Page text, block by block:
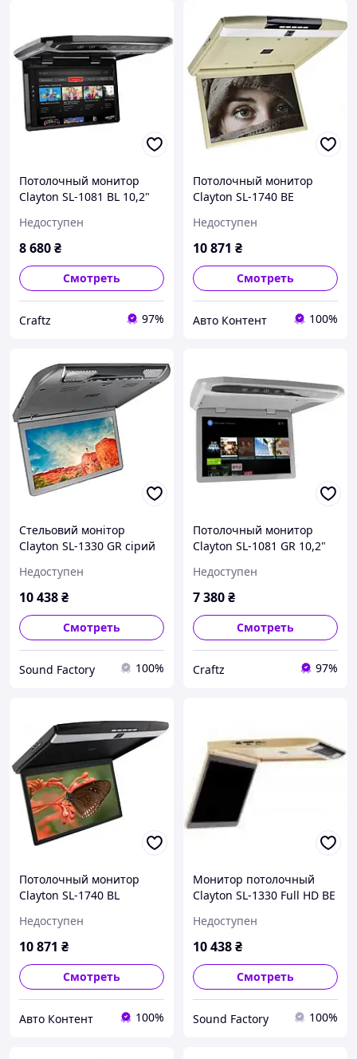
Потолочный монитор
Clayton SL-1081 BL 10,2"
Недоступен
8 680₴
Смотреть
Craftz 97%
Потолочный монитор
Clayton SL-1740 BE
Недоступен
10 871 ₴
Смотреть
Авто Контент 100%
Стельовий монітор
Clayton SL-1330 GR сірий
Недоступен
10 438₴
Смотреть
Sound Factory 100%
Потолочный монитор
Clayton SL-1081 GR 10,2"
Недоступен
7 380₴
Смотреть
Craftz 97%
Потолочный монитор
Clayton SL-1740 BL
Недоступен
10 871 ₴
Смотреть
Авто Контент 100%
Монитор потолочный
Clayton SL-1330 Full HD BE
Недоступен
10 438₴
Смотреть
Sound Factory 100%